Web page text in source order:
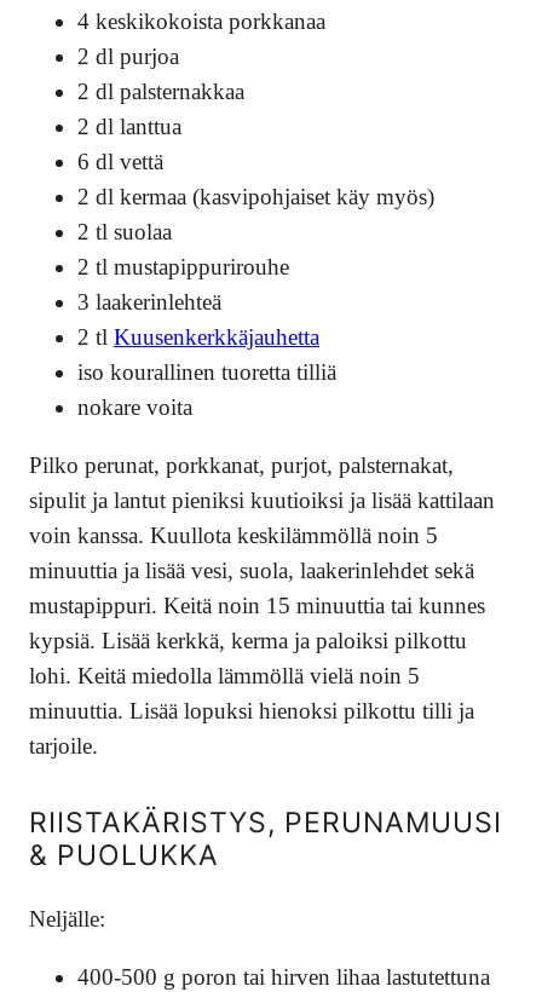
4 keskikokoista porkkanaa
2 dl purjoa
2 dl palsternakkaa
2 dl lanttua
6 dl vettä
2 dl kermaa (kasvipohjaiset käy myös)
2 tl suolaa
2 tl mustapippurirouhe
3 laakerinlehteä
2 tl Kuusenkerkkäjauhetta
iso kourallinen tuoretta tilliä
nokare voita
Pilko perunat, porkkanat, purjot, palsternakat,
sipulit ja lantut pieniksi kuutioiksi ja lisää kattilaan
voin kanssa. Kuullota keskilämmöllä noin 5
minuuttia ja lisää vesi, suola, laakerinlehdet sekä
mustapippuri. Keitä noin 15 minuuttia tai kunnes
kypsiä. Lisää kerkkä, kerma ja paloiksi pilkottu
lohi. Keitä miedolla lämmöllä vielä noin 5
minuuttia. Lisää lopuksi hienoksi pilkottu tilli ja
tarjoile.
RIISTAKÄRISTYS, PERUNAMUUSI
& PUOLUKKA
Neljälle:
400-500 g poron tai hirven lihaa lastutettuna